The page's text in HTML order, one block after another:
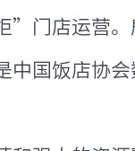
门店运营。
国饭店协